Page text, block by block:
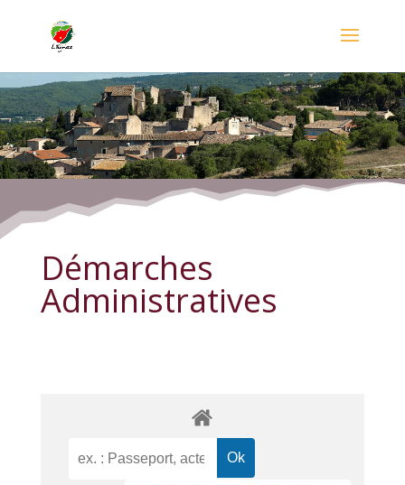
Démarches Administratives
Démarches
Administratives